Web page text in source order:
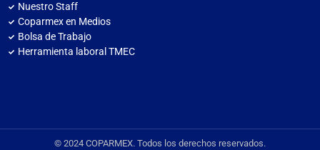
Nuestro Staff
Coparmex en Medios
Bolsa de Trabajo
Herramienta laboral TMEC
© 2024 COPARMEX. Todos los derechos reservados.